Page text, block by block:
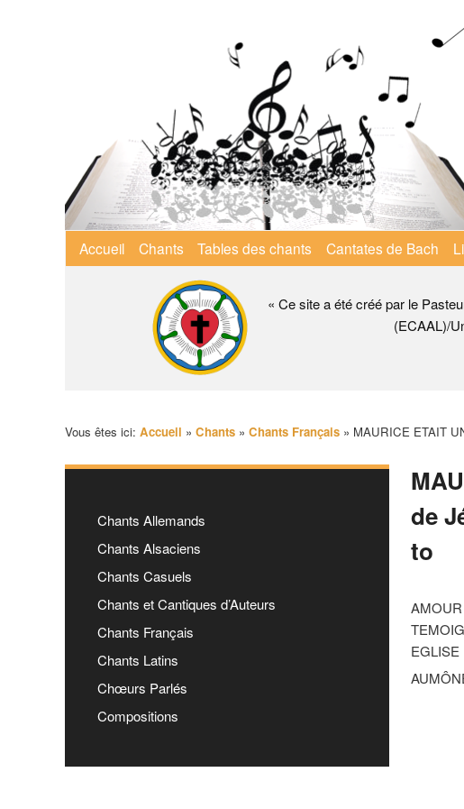
« Ce site a été créé par le
(ECAAL)/
Menu
principal
Accueil Chants Tables des chants Cantates de Bach
de
to
EGLISE
der
Lobt
Vous êtes ici: Accueil » Chants » Chants Français » MAURICE ETAIT
Chants Allemands
Chants Alsaciens
Chants Casuels
Chants et Cantiques d’Auteurs
Chants Français
Chants Latins
Chœurs Parlés
Compositions